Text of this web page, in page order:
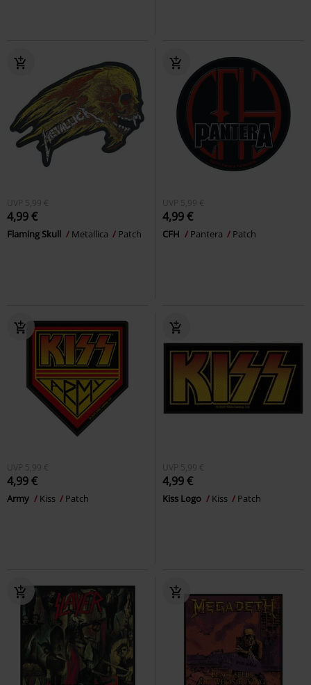
UVP 5,99 €
4,99 €
Flaming Skull Metallica Patch
UVP 5,99 €
4,99 €
CFH Pantera Patch
UVP 5,99 €
4,99 €
Army Kiss Patch
UVP 5,99 €
4,99 €
Kiss Logo Kiss Patch